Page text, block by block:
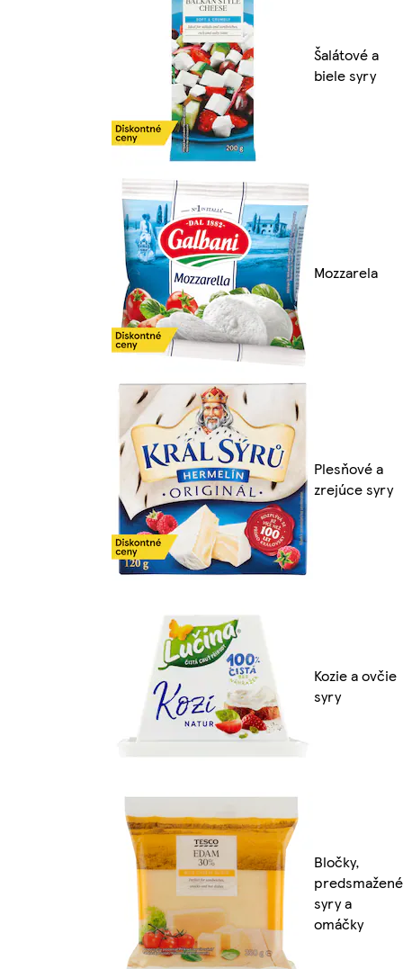
Šalátové a
biele syry
Mozzarela
Plesňové a
zrejúce syry
Kozie a ovčie
syry
Bločky,
predsmažené
syry a
omáčky